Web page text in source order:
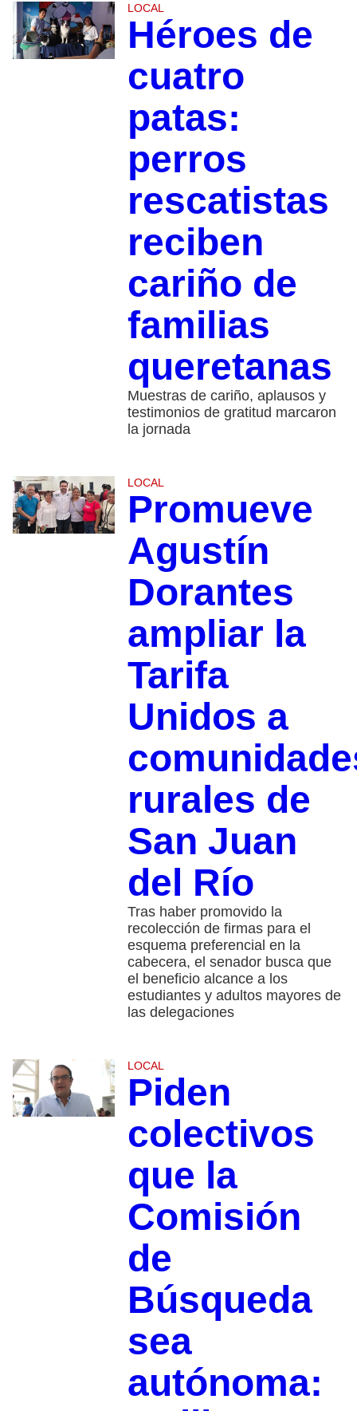
LOCAL
Héroes de
cuatro
patas:
perros
rescatistas
reciben
cariño de
familias
queretanas
Muestras de cariño, aplausos y
testimonios de gratitud marcaron
la jornada
LOCAL
Promueve
Agustín
Dorantes
ampliar la
Tarifa
Unidos a
rurales de
San Juan
del Río
Tras haber promovido la
recolección de firmas para el
esquema preferencial en la
cabecera, el senador busca que
el beneficio alcance a los
estudiantes y adultos mayores de
las delegaciones
LOCAL
Piden
colectivos
que la
Comisión
de
Búsqueda
sea
autónoma: